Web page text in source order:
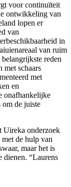
voor continuïteit
ontwikkeling van
lopen er
van
in
van ruim
reden
met schaars
met
en
onafhankelijke
om de juiste
Uireka onderzoek
de hulp van
maar het is
dienen. “Laurens